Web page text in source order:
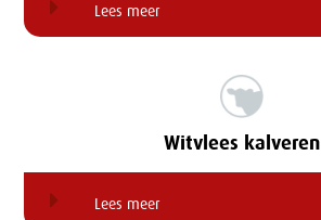
Lees meer
Witvlees kalveren
Lees meer